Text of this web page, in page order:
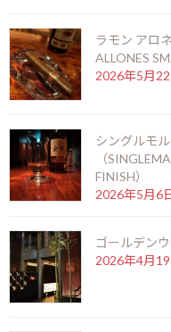
ゴールデンウィークの
2025年4月19日
最近の投稿
御岳
2026年8月6
お盆期間の
ラモン アロ
ALLONES
2026年5月22
シングルモ
（
FINISH）
2026年5月6
ゴールデン
2026年4月19